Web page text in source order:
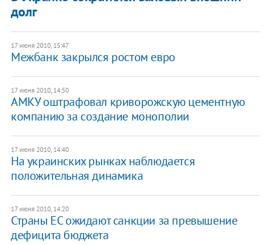
долг
17 июня 2010, 15:47
Межбанк закрылся ростом евро
17 июня 2010, 14:50
АМКУ оштрафовал криворожскую цементную
компанию за создание монополии
17 июня 2010, 14:40
На украинских рынках наблюдается
положительная динамика
17 июня 2010, 14:20
Страны ЕС ожидают санкции за превышение
дефицита бюджета